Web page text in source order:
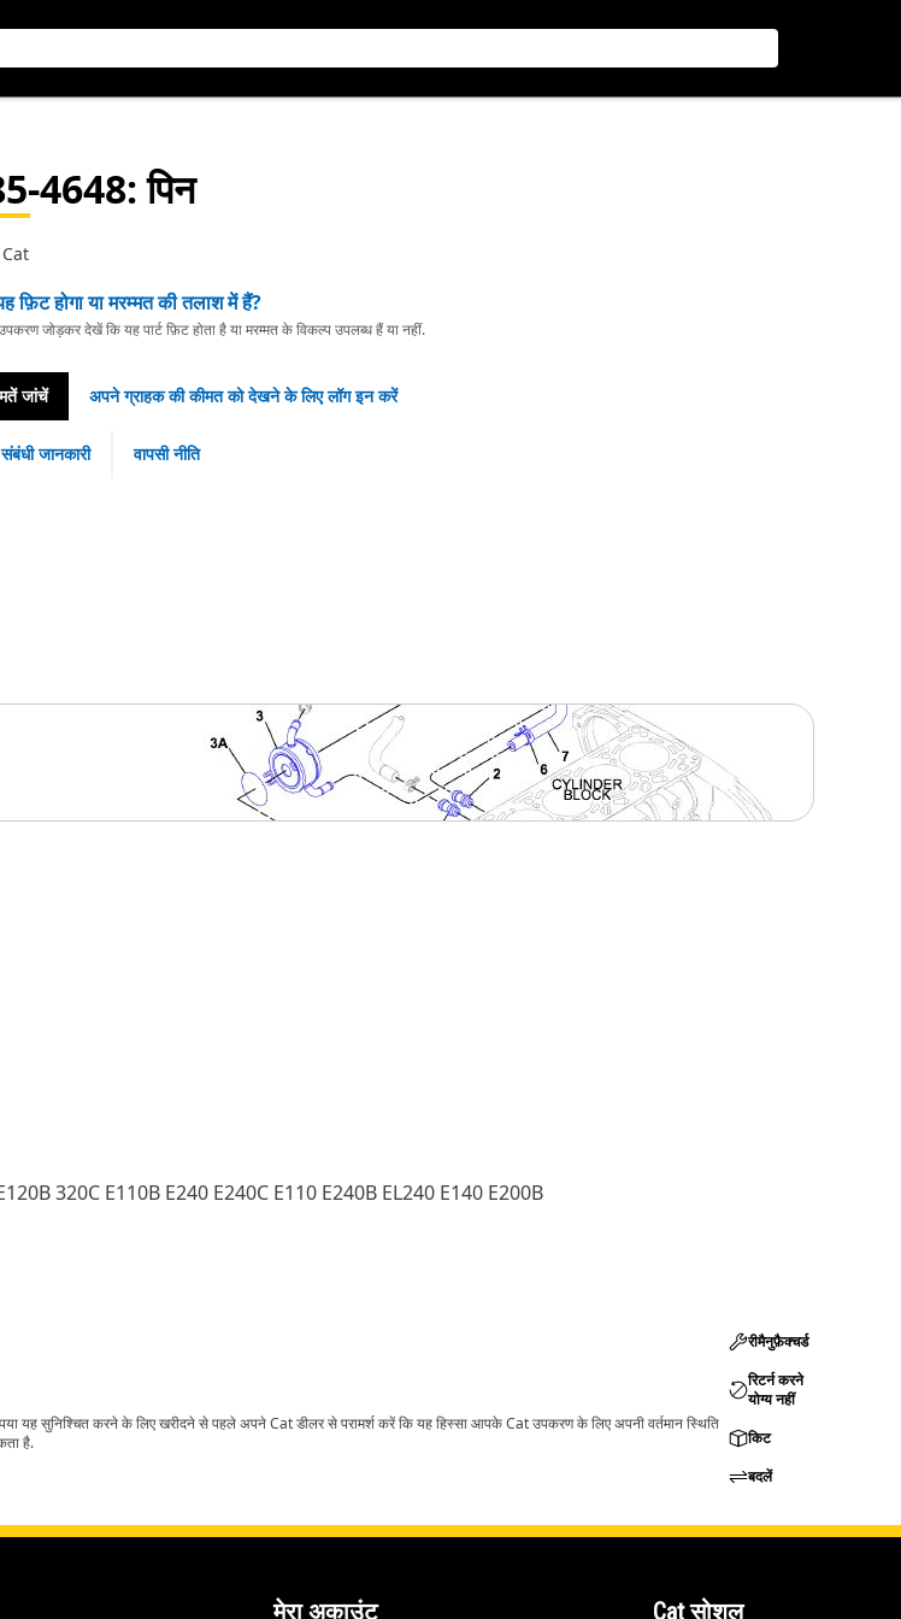
4648: पिन
Cat
फ़िट होगा या मरम्मत की तलाश में हैं?
जोड़कर देखें कि यह पार्ट फ़िट होता है या मरम्मत के विकल्प उपलब्ध हैं या नहीं.
जांचें अपने ग्राहक की कीमत को देखने के लिए लॉग इन करें
संबंधी जानकारी वापसी नीति
320C E110B E240 E240C E110 E240B EL240 E140 E200B
यह सुनिश्चित करने के लिए खरीदने से पहले अपने Cat डीलर से परामर्श करें कि यह हिस्सा आपके Cat उपकरण के लिए अपनी वर्तमान स्थिति
है.
रीमैनुफ़ैक्चर्ड
रिटर्न करने
योग्य नहीं
किट
बदलें
मेरा अकाउंट Cat सोशल